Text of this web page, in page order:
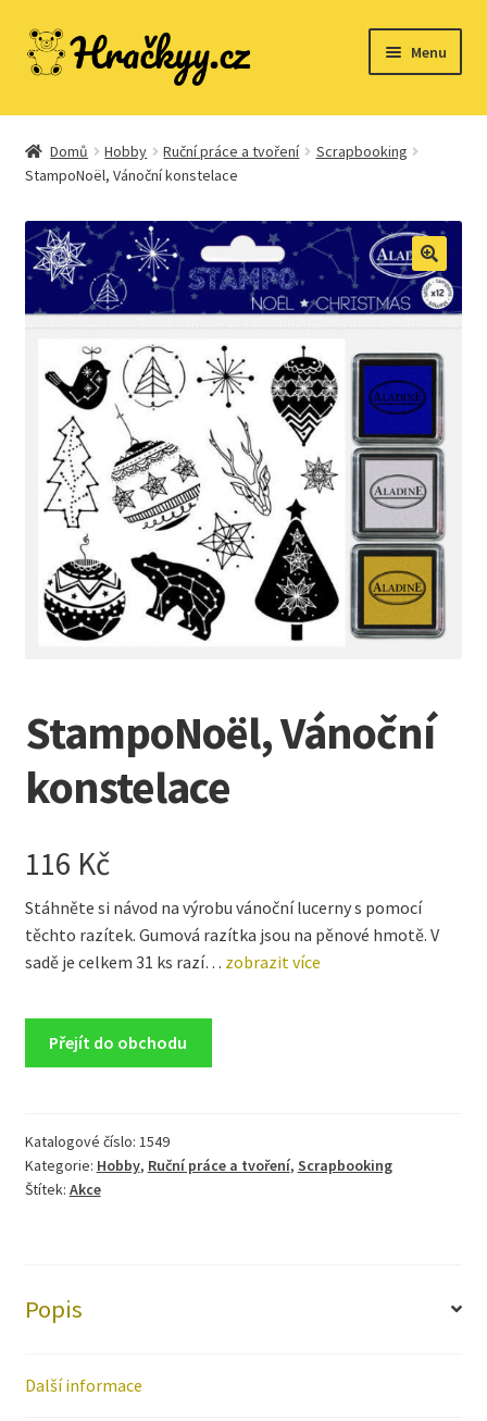
Přeskočit
na
Přejít
k
webu
Menu
Dřevěné hračky
Společenské hry
Expand
child
menu
Stavebnice
Expand
child
menu
Kreativní tvoření
Expand
child
menu
Domů Hobby Ruční práce a tvoření
Scrapbooking
StampoNoël, Vánoční konstelace
StampoNoël, Vánoční
konstelace
116 Kč
Stáhněte si návod na výrobu vánoční lucerny s pomocí
těchto razítek. Gumová razítka jsou na pěnové hmotě. V
sadě je celkem 31 ks razí… zobrazit více
Přejít do obchodu
Katalogové číslo: 1549
Kategorie: Hobby, Ruční práce a tvoření, Scrapbooking
Štítek: Akce
Popis
Další informace